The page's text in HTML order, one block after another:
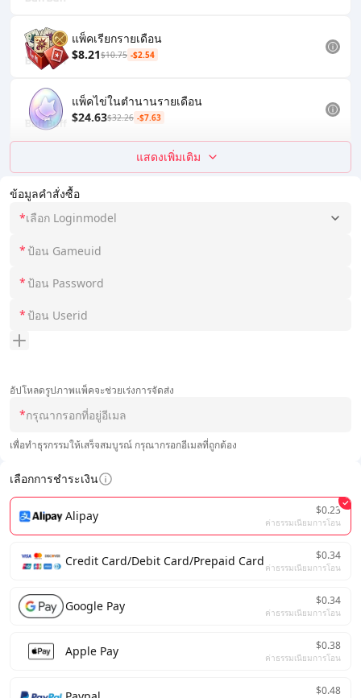
ข้อมูลคำสั่งซื้อ
*เลือก Loginmodel
*
*
*
อัปโหลดรูปภาพแพ็คจะช่วยเร่งการจัดส่ง
*
เพื่อทำธุรกรรมให้เสร็จสมบูรณ์ กรุณากรอกอีเมลที่ถูกต้อง
เลือกการชำระเงิน
Alipay $0.23
ค่าธรรมเนียมการโอน
Credit Card/Debit Card/Prepaid Card $0.34
ค่าธรรมเนียมการโอน
Google Pay $0.34
ค่าธรรมเนียมการโอน
Apple Pay $0.38
ค่าธรรมเนียมการโอน
$0.48
แพ็คเรียกรายเดือน
$8.21$10.75 -$2.54
แพ็คไข่ในตำนานรายเดือน
$24.63$32.26 -$7.63
แสดงเพิ่มเติม